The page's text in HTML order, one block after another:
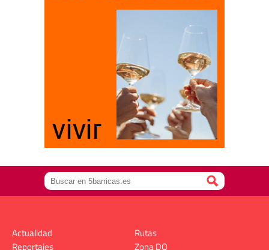
Actualidad
Reportajes
Rutas
Zona DO